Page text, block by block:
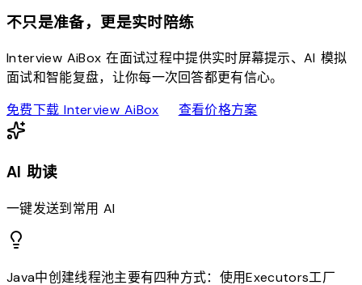
不只是准备，更是实时陪练
Interview AiBox 在面试过程中提供实时屏幕提示、AI 模拟
面试和智能复盘，让你每一次回答都更有信心。
免费下载 Interview AiBoxdownload查看价格方案sell
AI 助读
一键发送到常用 AI
Java中创建线程池主要有四种方式：使用Executors工厂